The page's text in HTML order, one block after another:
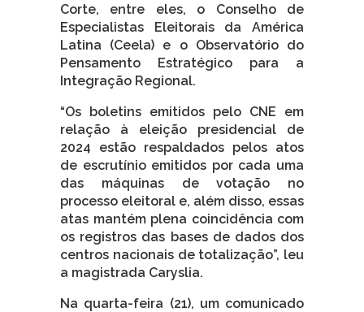
Corte, entre eles, o Conselho de
Especialistas Eleitorais da América
Latina (Ceela) e o Observatório do
Pensamento Estratégico para a
Integração Regional.
“Os boletins emitidos pelo CNE em
relação à eleição presidencial de
2024 estão respaldados pelos atos
de escrutínio emitidos por cada uma
das máquinas de votação no
processo eleitoral e, além disso, essas
atas mantém plena coincidência com
os registros das bases de dados dos
centros nacionais de totalização”, leu
a magistrada Caryslia.
Na quarta-feira (21), um comunicado